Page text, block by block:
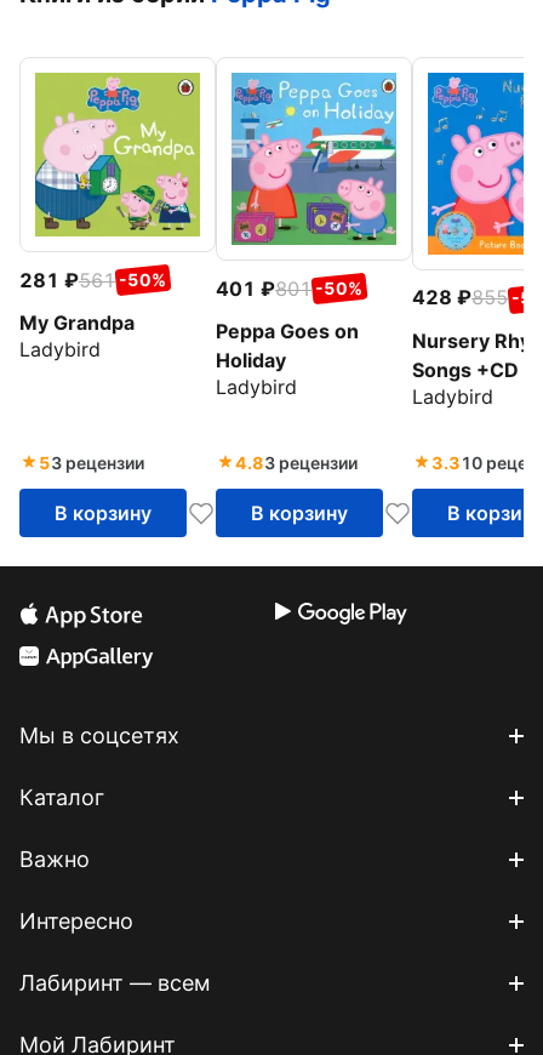
281 561 -50%
My Grandpa
Ladybird
53 рецензии
В корзину
401 801 -50%
Peppa Goes on
Holiday
Ladybird
4.83 рецензии
В корзину
428 855 -
Nursery
Songs +CD
Ladybird
3.310
В корзину
Мы в соцсетях
Каталог
Важно
Интересно
Лабиринт — всем
Мой Лабиринт